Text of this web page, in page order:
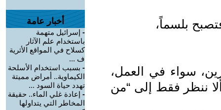
بلسماً،
سواء في العمل،
ننظر فقط إلى “من
أخبار عامة
- إسرائيل متهمة
باستخدام علم الآثار
كسلاح في المواقع الأثرية
ف ...
- بسبب استخدام الأسلحة
الكيماوية.. أمراض مميتة
تهدد حياة السود ...
- إعادة غلي الماء.. حقيقة
المخاطر التي يتداولها